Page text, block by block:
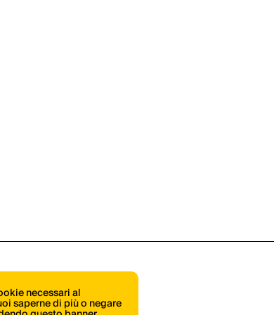
necessari al
saperne di più o negare